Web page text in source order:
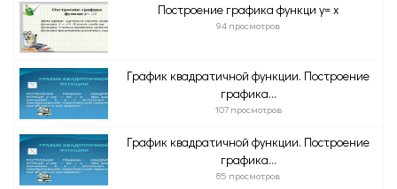
Построение графика функци y= x
94 просмотров
График квадратичной функции. Построение
графика...
107 просмотров
График квадратичной функции. Построение
графика...
85 просмотров